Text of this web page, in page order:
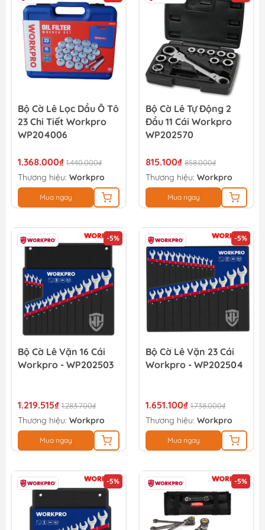
Bộ Cờ Lê Lọc Dầu Ô Tô
23 Chi Tiết Workpro
WP204006
1.368.000₫ 1.440.000₫
Thương hiệu: Workpro
Mua ngay
Bộ Cờ Lê Tự Động 2
Đầu 11 Cái Workpro
WP202570
815.100₫ 858.000₫
Thương hiệu: Workpro
Mua ngay
-5%
Bộ Cờ Lê Vặn 16 Cái
Workpro - WP202503
1.219.515₫ 1.283.700₫
Thương hiệu: Workpro
Mua ngay
-5%
Bộ Cờ Lê Vặn 23 Cái
Workpro - WP202504
1.651.100₫ 1.738.000₫
Thương hiệu: Workpro
Mua ngay
-5% -5%